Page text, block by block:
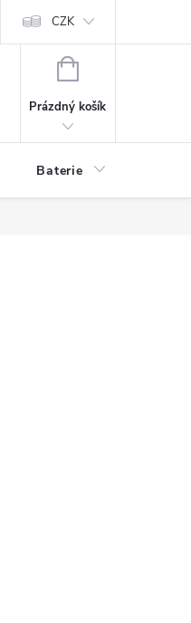
CZK
NÁKUPNÍ
Prázdný košík
Baterie